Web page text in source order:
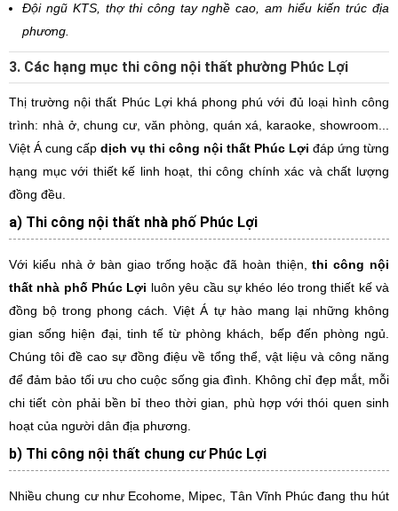
Đội ngũ KTS, thợ thi công tay nghề cao, am hiểu kiến trúc địa
phương.
3. Các hạng mục thi công nội thất phường Phúc Lợi
Thị trường nội thất Phúc Lợi khá phong phú với đủ loại hình công
trình: nhà ở, chung cư, văn phòng, quán xá, karaoke, showroom...
Việt Á cung cấp dịch vụ thi công nội thất Phúc Lợi đáp ứng từng
hạng mục với thiết kế linh hoạt, thi công chính xác và chất lượng
đồng đều.
a) Thi công nội thất nhà phố Phúc Lợi
Với kiểu nhà ở bàn giao trống hoặc đã hoàn thiện,thi công nội
thất nhà phố Phúc Lợi luôn yêu cầu sự khéo léo trong thiết kế và
đồng bộ trong phong cách. Việt Á tự hào mang lại những không
gian sống hiện đại, tinh tế từ phòng khách, bếp đến phòng ngủ.
Chúng tôi đề cao sự đồng điệu về tổng thể, vật liệu và công năng
để đảm bảo tối ưu cho cuộc sống gia đình. Không chỉ đẹp mắt, mỗi
chi tiết còn phải bền bỉ theo thời gian, phù hợp với thói quen sinh
hoạt của người dân địa phương.
b) Thi công nội thất chung cư Phúc Lợi
Nhiều chung cư như Ecohome, Mipec, Tân Vĩnh Phúc đang thu hút